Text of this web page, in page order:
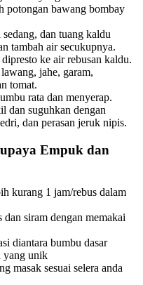
potongan bawang bombay
dan tuang kaldu
tambah air secukupnya.
ke air rebusan kaldu.
jahe, garam,
tomat.
rata dan menyerap.
dan suguhkan dengan
dan perasan jeruk nipis.
Empuk dan
kurang 1 jam/rebus dalam
siram dengan memakai
diantara bumbu dasar
yang unik
masak sesuai selera anda